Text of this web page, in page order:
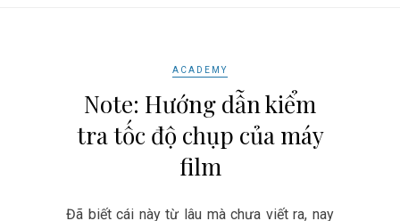
ACADEMY
Note: Hướng dẫn kiểm
tra tốc độ chụp của máy
film
Đã biết cái này từ lâu mà chưa viết ra, nay